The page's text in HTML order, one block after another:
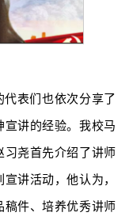
表们也依次分享了
讲的经验。我校马
习尧首先介绍了讲师
讲活动，他认为，
稿件、培养优秀讲师